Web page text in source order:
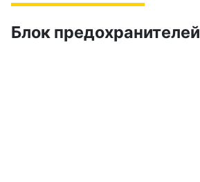
Блок предохранителей